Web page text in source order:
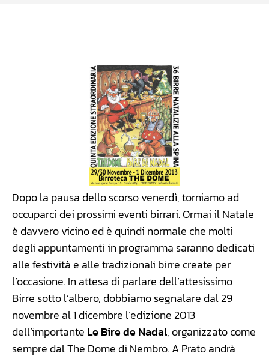
Dopo la pausa dello scorso venerdì, torniamo ad
occuparci dei prossimi eventi birrari. Ormai il Natale
è davvero vicino ed è quindi normale che molti
degli appuntamenti in programma saranno dedicati
alle festività e alle tradizionali birre create per
l’occasione. In attesa di parlare dell’attesissimo
Birre sotto l’albero, dobbiamo segnalare dal 29
novembre al 1 dicembre l’edizione 2013
dell’importante Le Bire de Nadal, organizzato come
sempre dal The Dome di Nembro. A Prato andrà